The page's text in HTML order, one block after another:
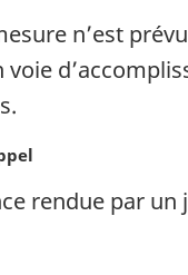
n’est
voie
rendue par